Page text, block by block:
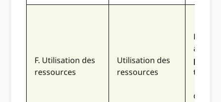
F. Utilisation des
ressources
Utilisation des
ressources
Les
très